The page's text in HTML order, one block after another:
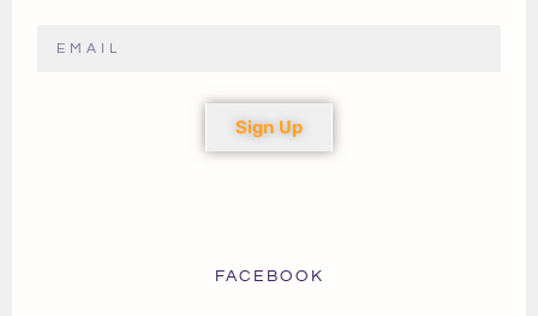
Sign Up
FACEBOOK